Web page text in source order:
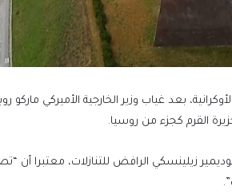
بعد غياب وزير الخارجية الأميركي ماركو
القرم كجزء من روسيا.
زيلينسكي الرافض للتنازلات، معتبرا أن